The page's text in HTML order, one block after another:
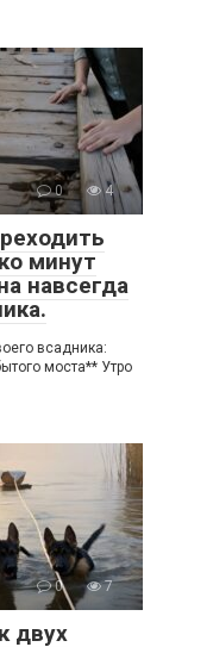
0 4
минут
навсегда
всадника:
моста** Утро
0 7
двух